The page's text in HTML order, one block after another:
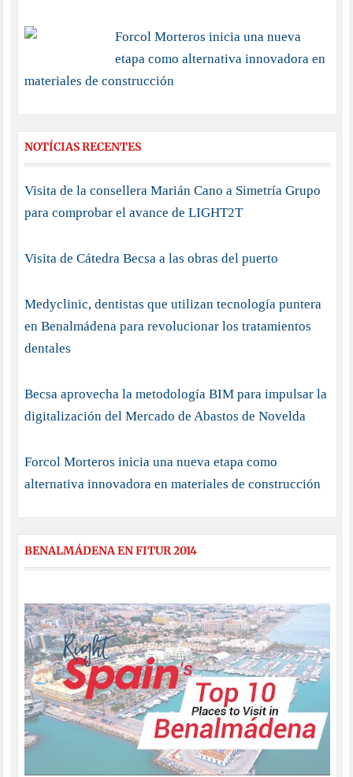
Forcol Morteros inicia una nueva
etapa como alternativa innovadora en
materiales de construcción
NOTÍCIAS RECENTES
Visita de la consellera Marián Cano a Simetría Grupo
para comprobar el avance de LIGHT2T
Visita de Cátedra Becsa a las obras del puerto
Medyclinic, dentistas que utilizan tecnología puntera
en Benalmádena para revolucionar los tratamientos
dentales
Becsa aprovecha la metodología BIM para impulsar la
digitalización del Mercado de Abastos de Novelda
Forcol Morteros inicia una nueva etapa como
alternativa innovadora en materiales de construcción
BENALMÁDENA EN FITUR 2014